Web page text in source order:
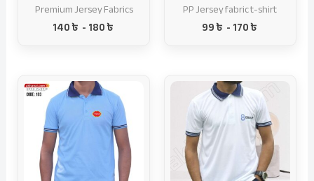
Premium Jersey Fabrics
140৳ -180৳
PP Jersey fabric t-shirt
99৳ -170৳